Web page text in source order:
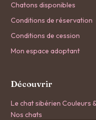
Chatons disponibles
Conditions de réservation
Conditions de cession
Mon espace adoptant
Découvrir
Le chat sibérien Couleurs
Nos chats